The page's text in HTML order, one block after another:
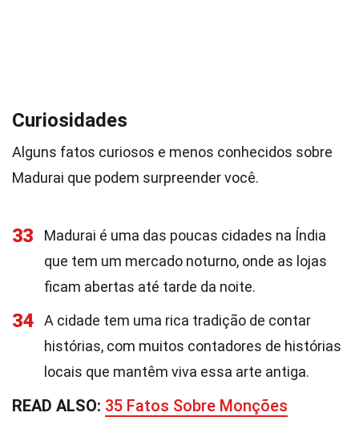
Curiosidades
Alguns fatos curiosos e menos conhecidos sobre
Madurai que podem surpreender você.
33
Madurai é uma das poucas cidades na Índia
que tem um mercado noturno, onde as lojas
ficam abertas até tarde da noite.
34
A cidade tem uma rica tradição de contar
histórias, com muitos contadores de histórias
locais que mantêm viva essa arte antiga.
READ ALSO: 35 Fatos Sobre Monções